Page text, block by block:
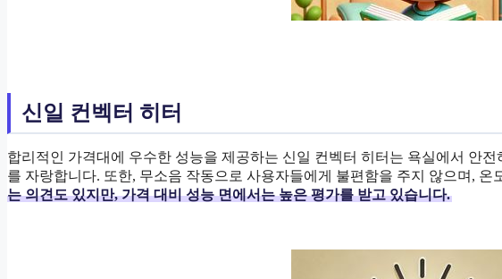
신일 컨벡터 히터
합리적인 가격대에 우수한 성능을 제공하는 신일 컨벡터 히터는 욕실에서 안
를 자랑합니다. 또한, 무소음 작동으로 사용자들에게 불편함을 주지 않으며, 온
는 의견도 있지만, 가격 대비 성능 면에서는 높은 평가를 받고 있습니다.